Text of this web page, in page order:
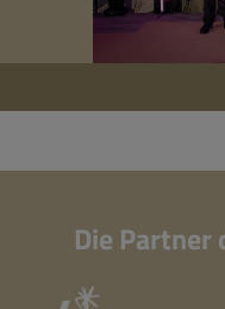
Die Partner